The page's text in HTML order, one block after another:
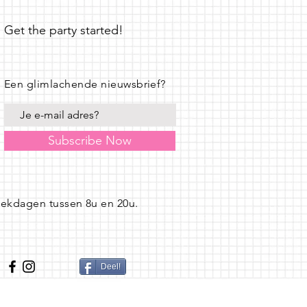
Get the party started!
tussen 8u en 20u.
Een glimlachende nieuwsbrief?
Subscribe Now
Deel!